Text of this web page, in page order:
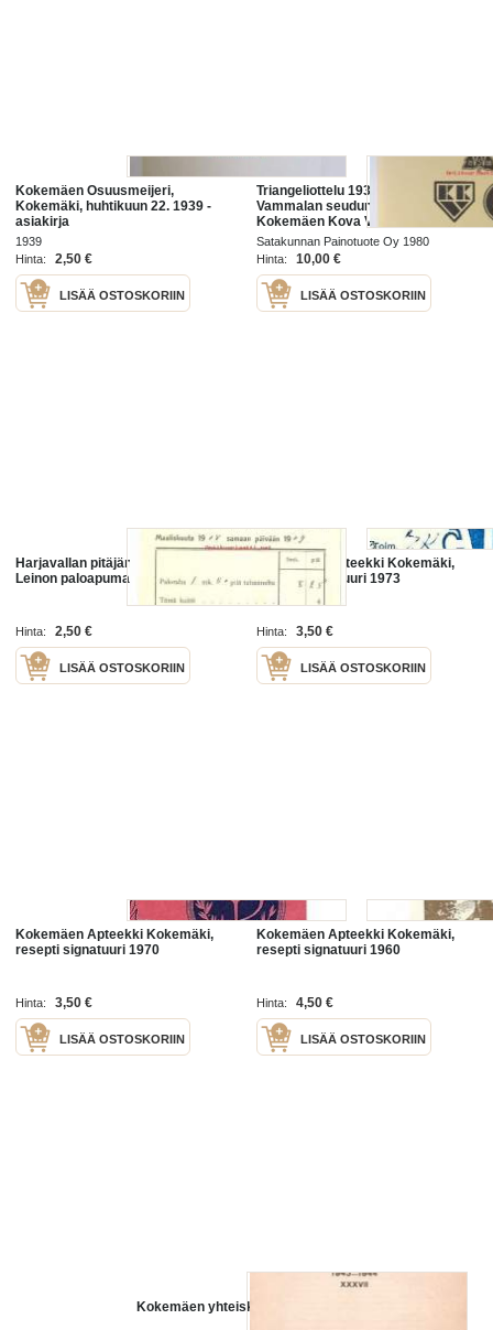
Kokemäen Osuusmeijeri,
Kokemäki, huhtikuun 22. 1939 -
asiakirja
1939
Hinta:
2,50 €
LISÄÄ OSTOSKORIIN
Triangeliottelu 1930-1980.
Vammalan seudun Voima-
Kokemäen Kova Väki- Lauttakylän
Luja
Satakunnan Painotuote Oy 1980
Hinta:
10,00 €
LISÄÄ OSTOSKORIIN
Harjavallan pitäjän kirkkoherra
Leinon paloapumaksu 1909
Hinta: 2,50 €
LISÄÄ OSTOSKORIIN
Kokemäen Apteekki Kokemäki,
resepti signatuuri 1973
Hinta: 3,50 €
LISÄÄ OSTOSKORIIN
Kokemäen Apteekki Kokemäki,
resepti signatuuri 1970
Hinta: 3,50 €
LISÄÄ OSTOSKORIIN
Kokemäen Apteekki Kokemäki,
resepti signatuuri 1960
Hinta: 4,50 €
LISÄÄ OSTOSKORIIN
Kokemäen yhteiskoulu 1943-1944